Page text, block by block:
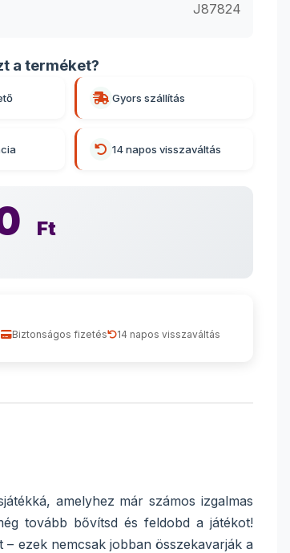
J87824
a terméket?
Gyors szállítás
14 napos visszaváltás
Ft
Biztonságos fizetés 14 napos visszaváltás
amelyhez már számos izgalmas
tovább bővítsd és feldobd a játékot!
ezek nemcsak jobban összekavarják a